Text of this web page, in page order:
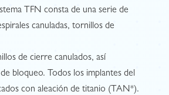
TFN consta de una serie de
canuladas, tornillos de
de cierre canulados, así
bloqueo. Todos los implantes del
con aleación de titanio (TAN*).